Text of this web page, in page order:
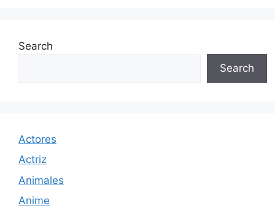
Search
Search
Actores
Actriz
Animales
Anime